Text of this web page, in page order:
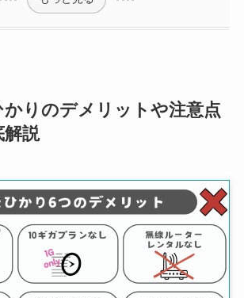
かりのデメリットや注意点
解説